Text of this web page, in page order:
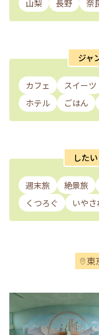
山梨 長野 奈
ジャ
カフェ スイーツ
ホテル
ごはん
した
週末旅 絶景旅
くつろぐ
いやさ
東